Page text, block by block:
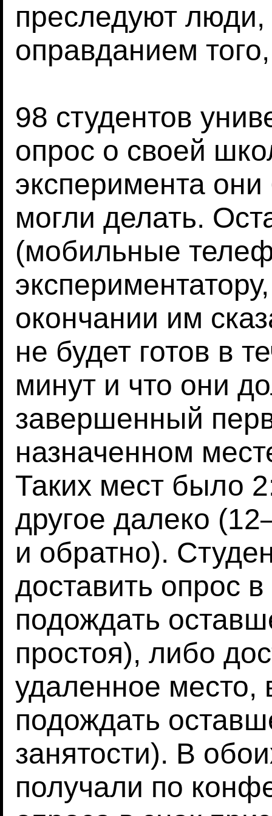
преследуют люди,
оправданием
98 студентов
опрос о своей
эксперимента
могли делать.
(мобильные
окончании им
не будет готов в
минут и что они
завершенный
назначенном
Таких мест было
другое далеко
и обратно).
доставить опрос
подождать
простоя), либо
удаленное место,
подождать
занятости). В
получали по